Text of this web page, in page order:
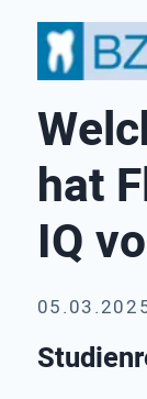
hat
IQ